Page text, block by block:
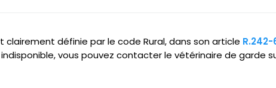
clairement définie par le code Rural, dans son article R.242-
vous pouvez contacter le vétérinaire de garde sur